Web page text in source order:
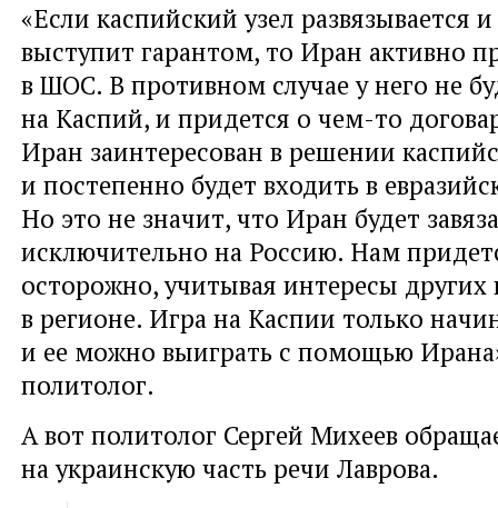
«Если каспийский узел развязывается
выступит гарантом, то Иран активно
в ШОС. В противном случае у него не
на Каспий, и придется о чем-то
Иран заинтересован в решении
и постепенно будет входить в
Но это не значит, что Иран будет
исключительно на Россию. Нам
осторожно, учитывая интересы других
в регионе. Игра на Каспии только
и ее можно выиграть с помощью
политолог.
А вот политолог Сергей Михеев
на украинскую часть речи Лаврова.